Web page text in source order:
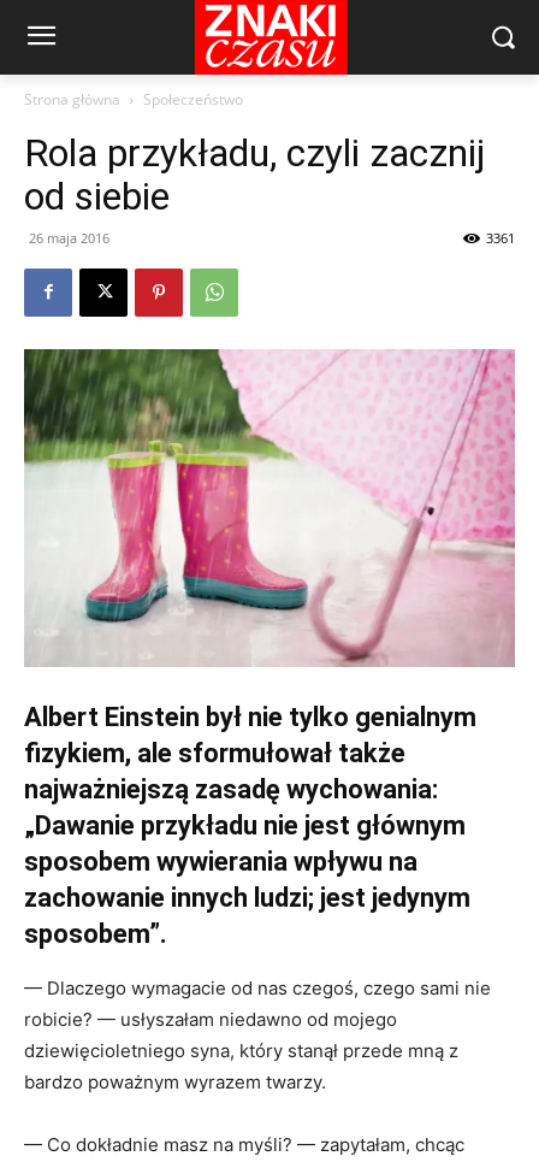
Strona główna Społeczeństwo
Rola przykładu, czyli zacznij
od siebie
26 maja 2016 3361
Albert Einstein był nie tylko genialnym
fizykiem, ale sformułował także
najważniejszą zasadę wychowania:
„Dawanie przykładu nie jest głównym
sposobem wywierania wpływu na
zachowanie innych ludzi; jest jedynym
sposobem”.
— Dlaczego wymagacie od nas czegoś, czego sami nie
robicie? — usłyszałam niedawno od mojego
dziewięcioletniego syna, który stanął przede mną z
bardzo poważnym wyrazem twarzy.
— Co dokładnie masz na myśli? — zapytałam, chcąc